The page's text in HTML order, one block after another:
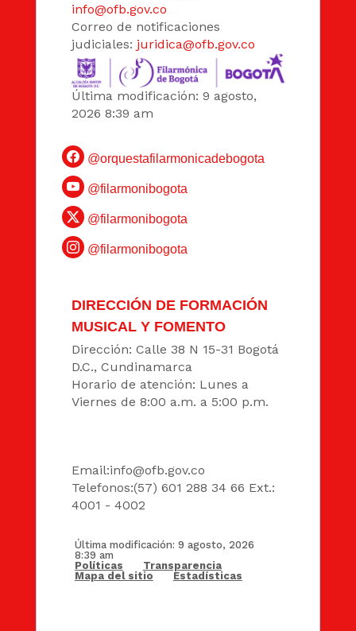
info@ofb.gov.co
Correo de notificaciones
judiciales: juridica@ofb.gov.co
Última modificación: 9 agosto,
2026 8:39 am
@orquestafilarmonicadebogota
@filarmonibogota
@filarmonibogota
@filarmonibogota
DIRECCIÓN DE FORMACIÓN
MUSICAL Y FOMENTO
Dirección: Calle 38 N 15-31 Bogotá
D.C., Cundinamarca
Horario de atención: Lunes a
Viernes de 8:00 a.m. a 5:00 p.m.
Email:info@ofb.gov.co
Telefonos:(57) 601 288 34 66 Ext.:
4001 - 4002
Última modificación: 9 agosto, 2026
8:39 am
Políticas
Transparencia
Mapa del sitio
Estadísticas